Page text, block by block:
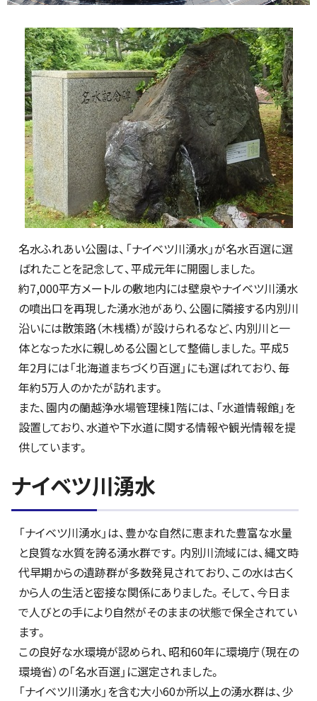
名水ふれあい公園は、「ナイベツ川湧水」が名水百選に選
ばれたことを記念して、平成元年に開園しました。
約7,000平方メートルの敷地内には壁泉やナイベツ川湧水
の噴出口を再現した湧水池があり、公園に隣接する内別川
沿いには散策路（木桟橋）が設けられるなど、内別川と一
体となった水に親しめる公園として整備しました。平成5
年2月には「北海道まちづくり百選」にも選ばれており、毎
年約5万人のかたが訪れます。
また、園内の蘭越浄水場管理棟1階には、「水道情報館」を
設置しており、水道や下水道に関する情報や観光情報を提
供しています。
ナイベツ川湧水
「ナイベツ川湧水」は、豊かな自然に恵まれた豊富な水量
と良質な水質を誇る湧水群です。内別川流域には、縄文時
代早期からの遺跡群が多数発見されており、この水は古く
から人の生活と密接な関係にありました。そして、今日ま
で人びとの手により自然がそのままの状態で保全されてい
ます。
この良好な水環境が認められ、昭和60年に環境庁（現在の
環境省）の「名水百選」に選定されました。
「ナイベツ川湧水」を含む大小60か所以上の湧水群は、少